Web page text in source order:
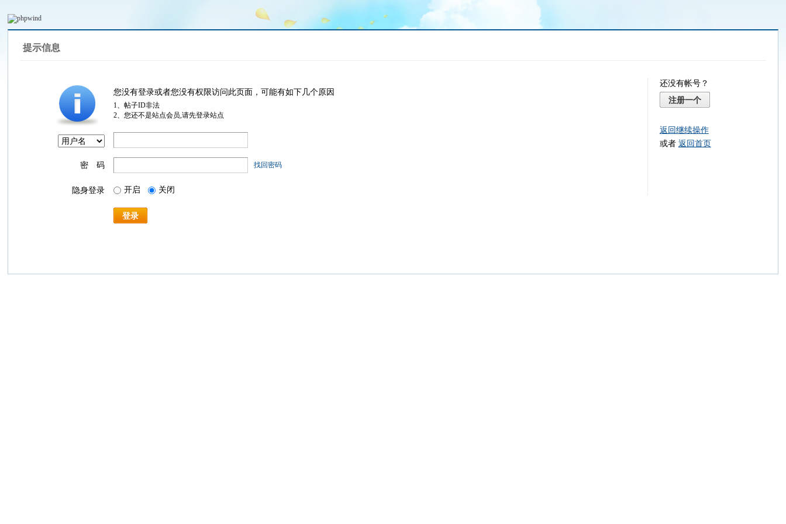
提示信息
您没有登录或者您没有权限访问此页面，可能有如下几个原因
1、帖子ID非法
2、您还不是站点会员,请先登录站点
密 码 找回密码
隐身登录 开启 关闭
登录
还没有帐号？
注册一个
返回继续操作
或者 返回首页